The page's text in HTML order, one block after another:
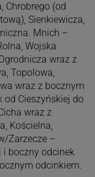
Chrobrego (od
Sienkiewicza,
Mnich –
Wojska
wraz z
Topolowa,
wraz z bocznym
od Cieszyńskiej do
wraz z
Kościelna,
Zarzecze –
i boczny odcinek
odcinkiem.